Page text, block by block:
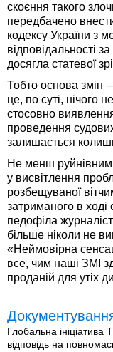
скоєння такого
передбачено
кодексу України з
відповідальності
досягла статевої
Тобто основа змін
це, по суті, нічого
стосовно
проведення
залишається
Не менш руйнівним
у висвітлення
розбещуваної
затриманого в
педофіла
більше ніколи не
«Неймовірна
все, чим наші ЗМІ
проданій для утіх
Глобальна
відповідь на